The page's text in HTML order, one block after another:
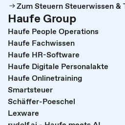
Zum Steuern Steuerwissen &
Haufe Group
Haufe People Operations
Haufe Fachwissen
Haufe HR-Software
Haufe Digitale Personalakte
Haufe Onlinetraining
Smartsteuer
Schäffer-Poeschel
Lexware